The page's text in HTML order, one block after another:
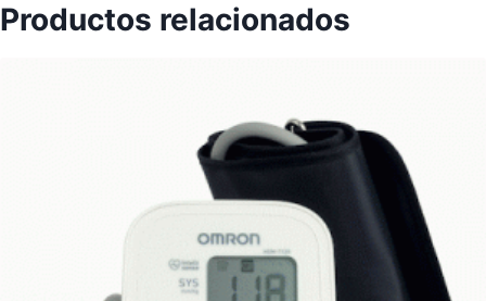
Productos relacionados